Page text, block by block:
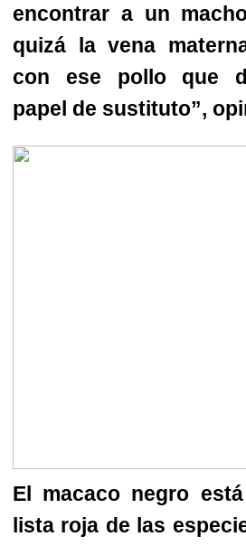
encontrar a un
quizá la vena
con ese pollo que
papel de sustituto”,
El macaco negro
lista roja de las